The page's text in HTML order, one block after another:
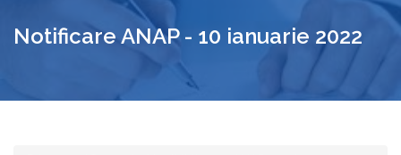
Notificare ANAP - 10 ianuarie 2022